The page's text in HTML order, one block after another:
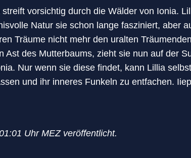
vorsichtig durch die Wälder von Ionia.
Natur sie schon lange fasziniert, aber
Träume nicht mehr den uralten
Ast des Mutterbaums, zieht sie nun auf der
Nur wenn sie diese findet, kann Lillia
und ihr inneres Funkeln zu entfachen.
Uhr MEZ veröffentlicht.